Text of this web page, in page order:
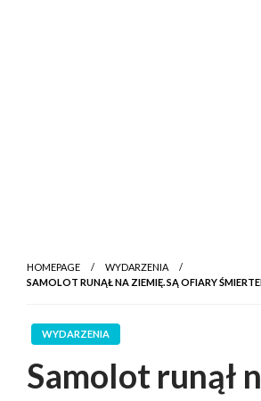
HOMEPAGE
WYDARZENIA
SAMOLOT RUNĄŁ NA ZIEMIĘ. SĄ OFIARY
WYDARZENIA
Samolot runął